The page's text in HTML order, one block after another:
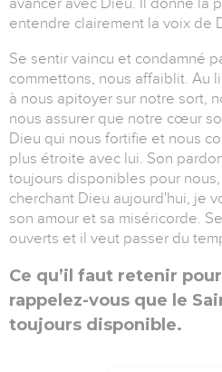
entendre clairement la voix de
Se sentir vaincu et condamné
commettons, nous affaiblit. Au
à nous apitoyer sur notre sort,
nous assurer que notre cœur
Dieu qui nous fortifie et nous
plus étroite avec lui. Son
toujours disponibles pour
cherchant Dieu aujourd'hui, je
son amour et sa miséricorde.
ouverts et il veut passer du
Ce qu’il faut retenir
rappelez-vous que le
toujours disponible.